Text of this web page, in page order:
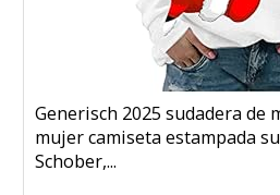
Generisch 2025 sudadera de
mujer camiseta estampada
Schober,...